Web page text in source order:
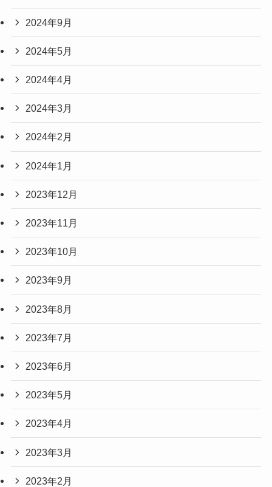
2024年9月
2024年5月
2024年4月
2024年3月
2024年2月
2024年1月
2023年12月
2023年11月
2023年10月
2023年9月
2023年8月
2023年7月
2023年6月
2023年5月
2023年4月
2023年3月
2023年2月